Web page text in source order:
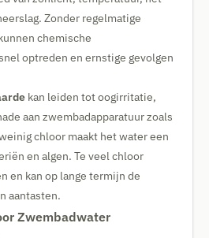
Zonder regelmatige
chemische
optreden en ernstige gevolgen
kan leiden tot oogirritatie,
aan zwembadapparatuur zoals
chloor maakt het water een
en algen. Te veel chloor
en kan op lange termijn de
aantasten.
Zwembadwater